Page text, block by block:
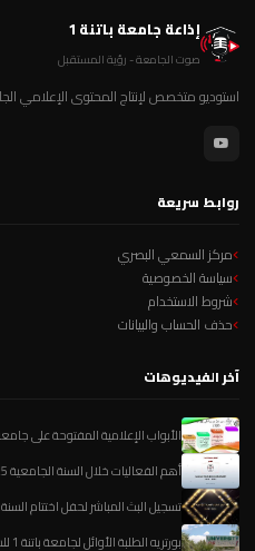
إذاعة جامعة باتنة 1
صوت الجامعة - رؤية المستقبل
استوديو متخصص لإنتاج المحتوى الإعلامي
روابط سريعة
مركز السمعي البصري
سياسة الخصوصية
شروط الاستخدام
حذف الحساب والبيانات
آخر الفيديوهات
الأبواب الإعلامية المفتوحة على جامعة
أهم الفعاليات خلال السنة الجامعية 2025-2026
تسجيل البث المباشر لحفل اختتام
بورتريه الطلبة الأوائل لجامعة باتنة 1 للسنة...